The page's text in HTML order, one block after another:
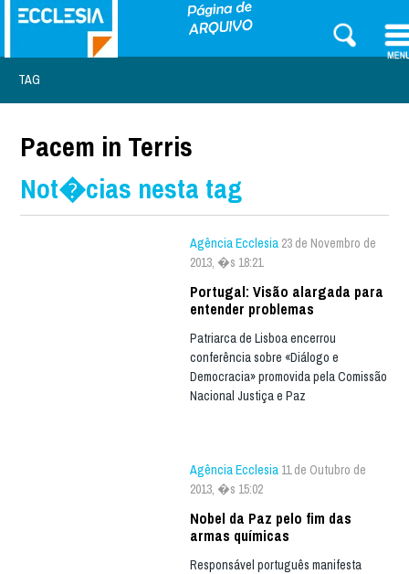
TAG
Pacem in Terris
Not�cias nesta tag
Agência Ecclesia 23 de Novembro de
2013, �s 18:21
Portugal: Visão alargada para
entender problemas
Patriarca de Lisboa encerrou
conferência sobre «Diálogo e
Democracia» promovida pela Comissão
Nacional Justiça e Paz
Agência Ecclesia 11 de Outubro de
2013, �s 15:02
Nobel da Paz pelo fim das
armas químicas
Responsável português manifesta